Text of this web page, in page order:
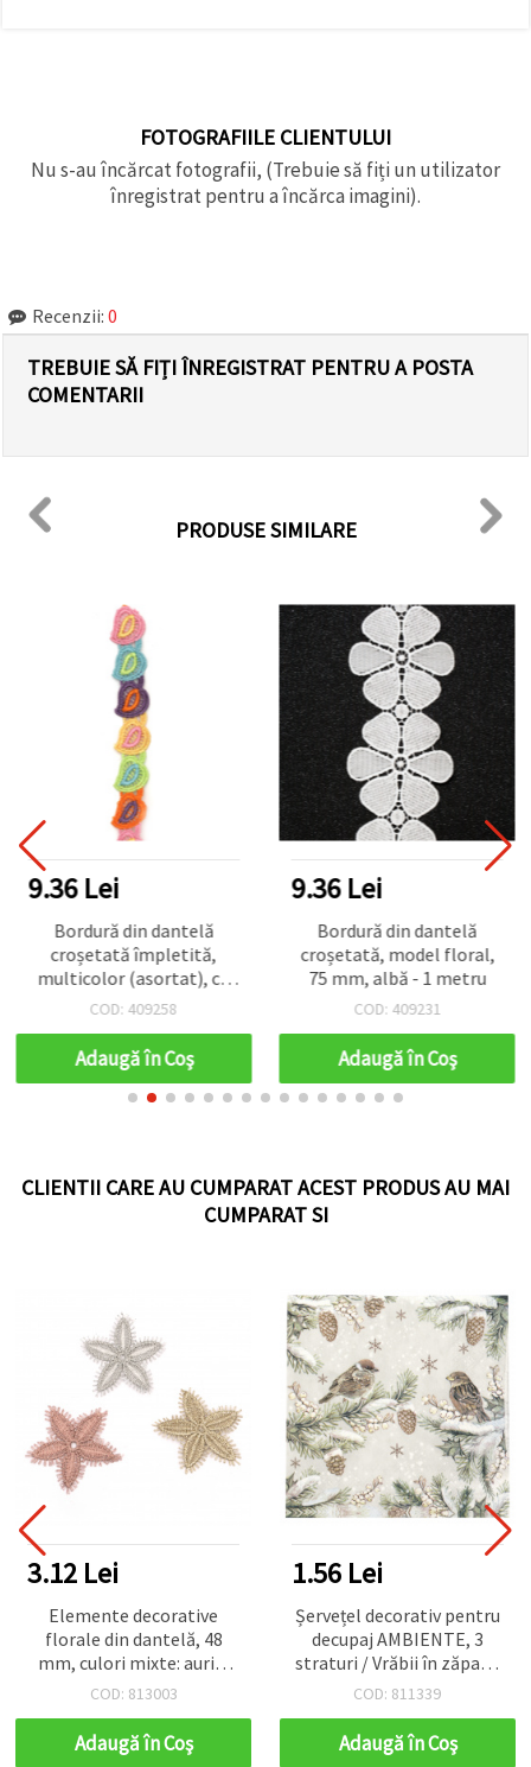
FOTOGRAFIILE CLIENTULUI
Nu s-au încărcat fotografii, (Trebuie să fiți un utilizator
înregistrat pentru a încărca imagini).
Recenzii: 0
TREBUIE SĂ FIȚI ÎNREGISTRAT PENTRU A POSTA
COMENTARII
PRODUSE SIMILARE
9.36 Lei
Bordură din dantelă
croșetată împletită,
multicolor (asortat), cu
model de frunze, 25 mm –
COD: 409258
Adaugă în Coş
9.36 Lei
Bordură din dantelă
croșetată, model floral,
75 mm, albă - 1 metru
COD: 409231
Adaugă în Coş
CLIENTII CARE AU CUMPARAT ACEST PRODUS AU MAI
CUMPARAT SI
3.12 Lei
Elemente decorative
florale din dantelă, 48
mm, culori mixte: auriu,
argintiu, roz - 5 bucăți
COD: 813003
Adaugă în Coş
1.56 Lei
Șervețel decorativ pentru
decupaj AMBIENTE, 3
straturi / Vrăbii în zăpadă
/ 33 x 33 cm - 1 bucată
COD: 811339
Adaugă în Coş